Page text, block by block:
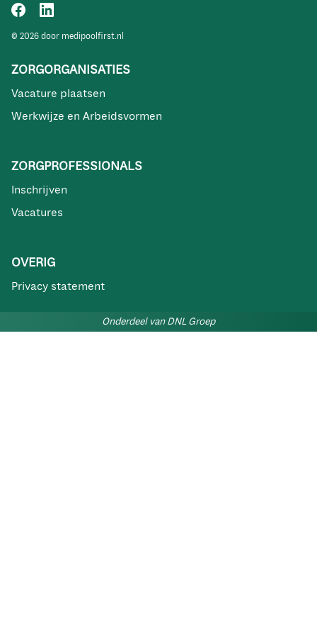
© 2026 door medipoolfirst.nl
ZORGORGANISATIES
Vacature plaatsen
Werkwijze en Arbeidsvormen
ZORGPROFESSIONALS
Inschrijven
Vacatures
OVERIG
Privacy statement
Onderdeel van DNL Groep